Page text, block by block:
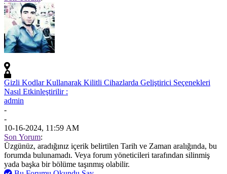
Gizli Kodlar Kullanarak Kilitli Cihazlarda Geliştirici Seçenekleri
Nasıl Etkinleştirilir :
admin
-
-
10-16-2024, 11:59 AM
Son Yorum:
Üzgünüz, aradığınız içerik belirtilen Tarih ve Zaman aralığında, bu
forumda bulunamadı. Veya forum yöneticileri tarafından silinmiş
yada başka bir bölüme taşınmış olabilir.